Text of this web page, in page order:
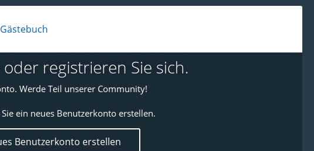
Gästebuch
registrieren Sie sich.
Werde Teil unserer Community!
ein neues Benutzerkonto erstellen.
Benutzerkonto erstellen